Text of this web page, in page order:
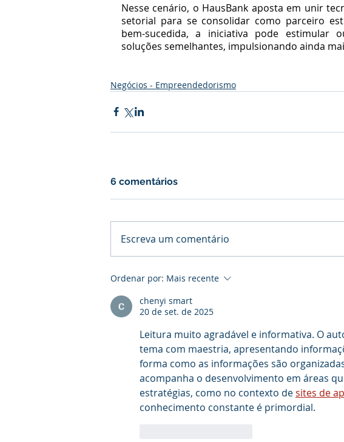
Nesse cenário, o HausBank aposta em unir
setorial para se consolidar como parceiro
bem-sucedida, a iniciativa pode estimular
soluções semelhantes, impulsionando ainda
Negócios - Empreendedorismo
6 comentários
Escreva um comentário
Ordenar por: Mais recente
chenyi smart
20 de set. de 2025
Leitura muito agradável e informativa. O
tema com maestria, apresentando
forma como as informações são
acompanha o desenvolvimento em áreas
estratégias, como no contexto de sites de
conhecimento constante é primordial.